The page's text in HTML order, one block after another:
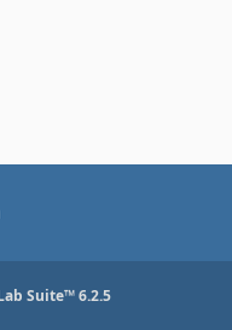
Suite™ 6.2.5